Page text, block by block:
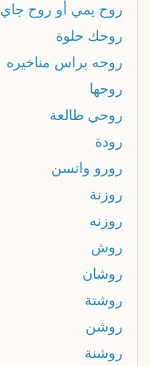
روح يمي أو روح جاي
روحك حلوة
روحه براس مناخيره
روحها
روحي طالعة
رودة
رورو واتسن
روزنة
روزنه
روش
روشان
روشتة
روشن
روشنة